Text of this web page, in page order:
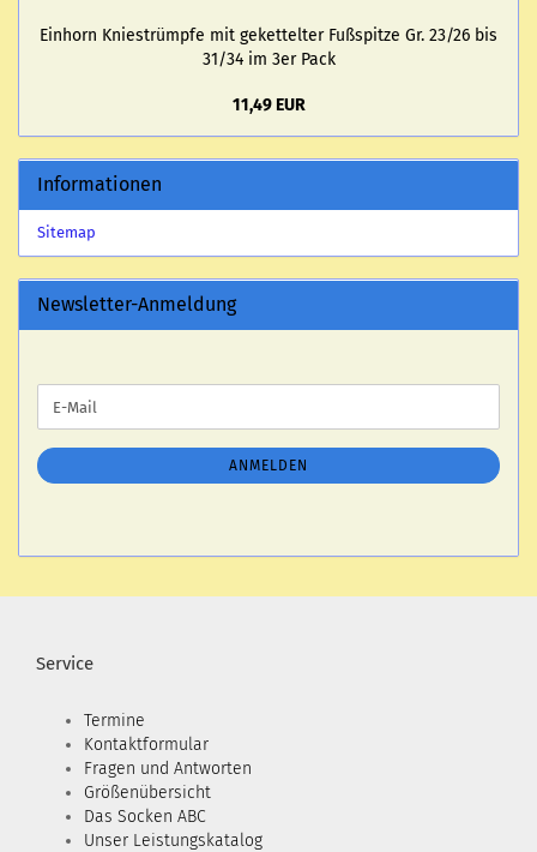
Ein­horn Knie­strümp­fe mit ge­ket­tel­ter Fuß­spit­ze Gr. 23/26 bis
31/34 im 3er Pack
11,49 EUR
Informationen
Sitemap
Newsletter-Anmeldung
ZUR
ANMELDUNG
E-
Mail
ANMELDEN
Service
Termine
Kontaktformular
Fragen und Antworten
Größenübersicht
Das Socken ABC
Unser Leistungskatalog